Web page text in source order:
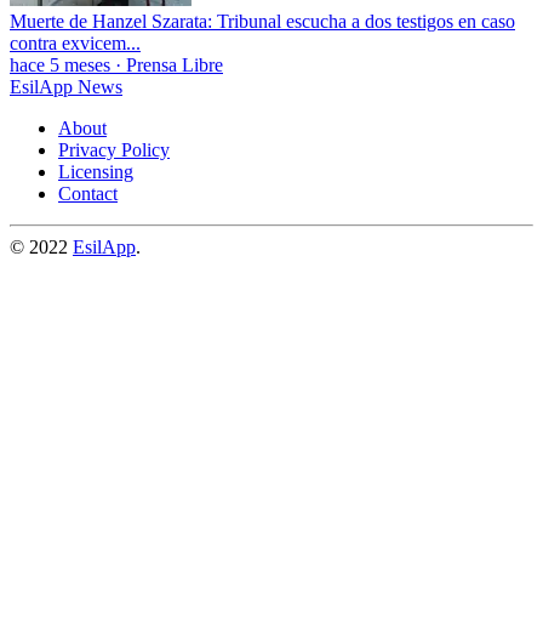
Muerte de Hanzel Szarata: Tribunal escucha a dos testigos en caso
contra exvicem...
hace 5 meses · Prensa Libre
EsilApp News
About
Privacy Policy
Licensing
Contact
© 2022 EsilApp.